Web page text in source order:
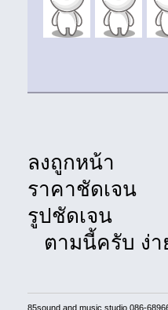
ลงถูกหน้า
ราคาชัดเจน
รูปชัดเจน
ตามนี้ครับ ง่า
85sound and music studio 086-